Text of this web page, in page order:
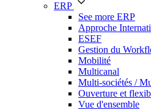
ERP
See more ERP
Approche
ESEF
Gestion du
Mobilité
Multicanal
Multi-sociétés /
Ouverture et
Vue d'ensemble